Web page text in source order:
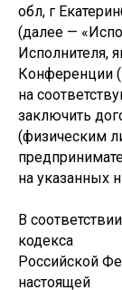
обл, г
(далее —
Исполнителя,
Конференции
на
заключить
(физическим
на указанных
В
кодекса
Российской
настоящей